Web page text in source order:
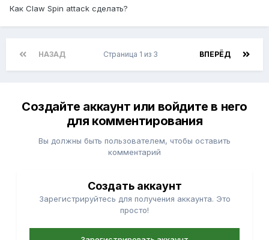
Как Claw Spin attack сделать?
НАЗАД ВПЕРЁД
Страница 1 из 3
Создайте аккаунт или войдите в него
для комментирования
Вы должны быть пользователем, чтобы оставить
комментарий
Создать аккаунт
Зарегистрируйтесь для получения аккаунта. Это
просто!